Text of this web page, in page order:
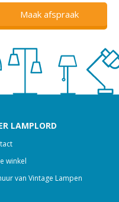
Maak afspraak
LAMPLORD
winkel
van Vintage Lampen